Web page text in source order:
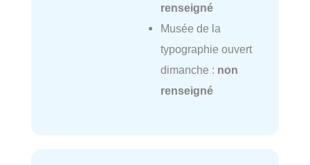
renseigné
Musée de la
typographie ouvert
dimanche : non
renseigné